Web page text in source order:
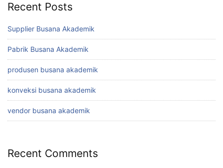
Recent Posts
Supplier Busana Akademik
Pabrik Busana Akademik
produsen busana akademik
konveksi busana akademik
vendor busana akademik
Recent Comments